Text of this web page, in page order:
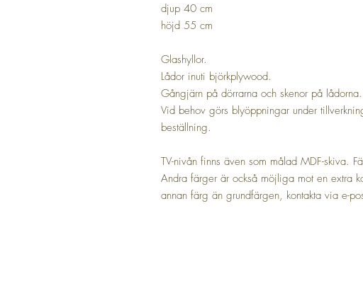
djup 40 cm
höjd 55 cm
Glashyllor.
Lådor inuti björkplywood.
Gångjärn på dörrarna och skenor på lådorna.
Vid behov görs blyöppningar under
beställning.
TV-nivån finns även som målad MDF-skiva.
Andra färger är också möjliga mot en extra
annan färg än grundfärgen, kontakta via e-